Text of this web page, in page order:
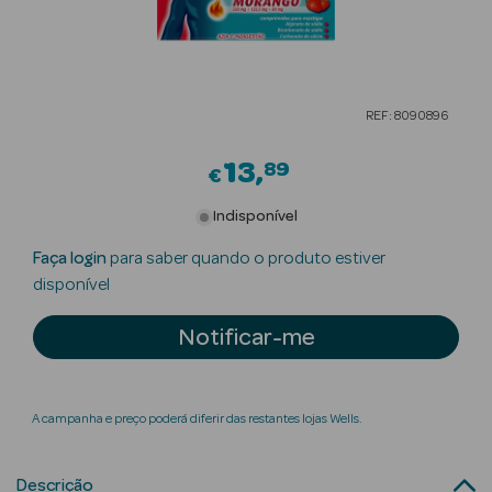
Beauty Season
Luxo
Beauty Season
Nutricosmética
Perfumes
REF: 8090896
€13 89
Indisponível
Faça login para saber quando o produto estiver
disponível
Notificar-me
A campanha e preço poderá diferir das restantes lojas Wells.
Descrição